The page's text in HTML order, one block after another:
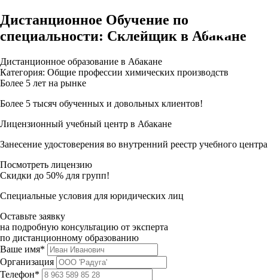
Дистанционное Обучение по
специальности: Склейщик в Абакане
Дистанционное образование в Абакане
Категория: Общие профессии химических производств
Более 5 лет на рынке
Более 5 тысяч обученных и довольных клиентов!
Лицензионный учебный центр в Абакане
Занесение удостоверения во внутренний реестр учебного центра
Посмотреть лицензию
Скидки до 50% для групп!
Специальные условия для юридических лиц
Оставьте заявку
на подробную консультацию от эксперта
по дистанционному образованию
Ваше имя*
Организация
Телефон*